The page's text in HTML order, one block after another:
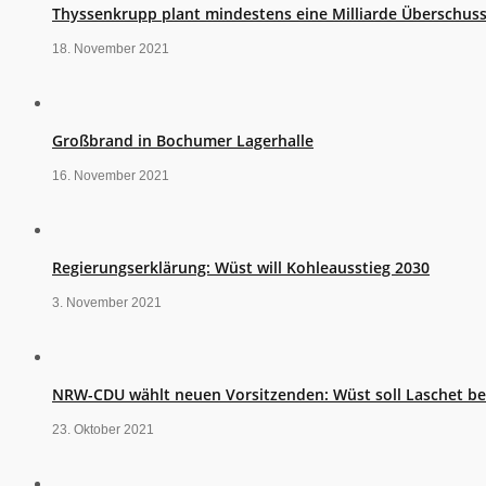
Thyssenkrupp plant mindestens eine Milliarde Überschuss
18. November 2021
Großbrand in Bochumer Lagerhalle
16. November 2021
Regierungserklärung: Wüst will Kohleausstieg 2030
3. November 2021
NRW-CDU wählt neuen Vorsitzenden: Wüst soll Laschet
23. Oktober 2021